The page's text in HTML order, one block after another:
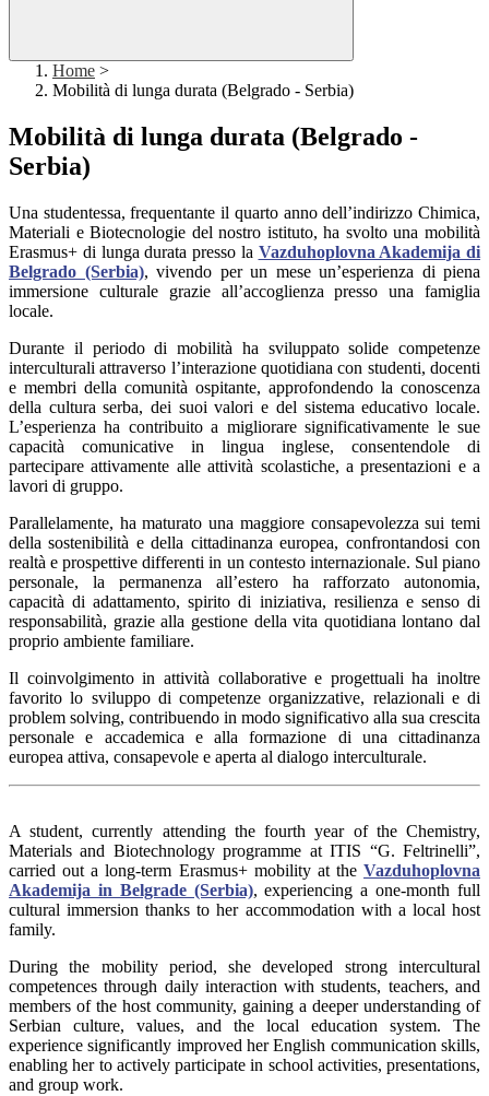
Home >
Mobilità di lunga durata (Belgrado - Serbia)
Mobilità di lunga durata (Belgrado -
Serbia)
Una studentessa, frequentante il quarto anno dell’indirizzo Chimica,
Materiali e Biotecnologie del nostro istituto, ha svolto una mobilità
Erasmus+ di lunga durata presso la Vazduhoplovna Akademija di
Belgrado (Serbia), vivendo per un mese un’esperienza di piena
immersione culturale grazie all’accoglienza presso una famiglia
locale.
Durante il periodo di mobilità ha sviluppato solide competenze
interculturali attraverso l’interazione quotidiana con studenti, docenti
e membri della comunità ospitante, approfondendo la conoscenza
della cultura serba, dei suoi valori e del sistema educativo locale.
L’esperienza ha contribuito a migliorare significativamente le sue
capacità comunicative in lingua inglese, consentendole di
partecipare attivamente alle attività scolastiche, a presentazioni e a
lavori di gruppo.
Parallelamente, ha maturato una maggiore consapevolezza sui temi
della sostenibilità e della cittadinanza europea, confrontandosi con
realtà e prospettive differenti in un contesto internazionale. Sul piano
personale, la permanenza all’estero ha rafforzato autonomia,
capacità di adattamento, spirito di iniziativa, resilienza e senso di
responsabilità, grazie alla gestione della vita quotidiana lontano dal
proprio ambiente familiare.
Il coinvolgimento in attività collaborative e progettuali ha inoltre
favorito lo sviluppo di competenze organizzative, relazionali e di
problem solving, contribuendo in modo significativo alla sua crescita
personale e accademica e alla formazione di una cittadinanza
europea attiva, consapevole e aperta al dialogo interculturale.
A student, currently attending the fourth year of the Chemistry,
Materials and Biotechnology programme at ITIS “G. Feltrinelli”,
carried out a long-term Erasmus+ mobility at the Vazduhoplovna
Akademija in Belgrade (Serbia), experiencing a one-month full
cultural immersion thanks to her accommodation with a local host
family.
During the mobility period, she developed strong intercultural
competences through daily interaction with students, teachers, and
members of the host community, gaining a deeper understanding of
Serbian culture, values, and the local education system. The
experience significantly improved her English communication skills,
enabling her to actively participate in school activities, presentations,
and group work.